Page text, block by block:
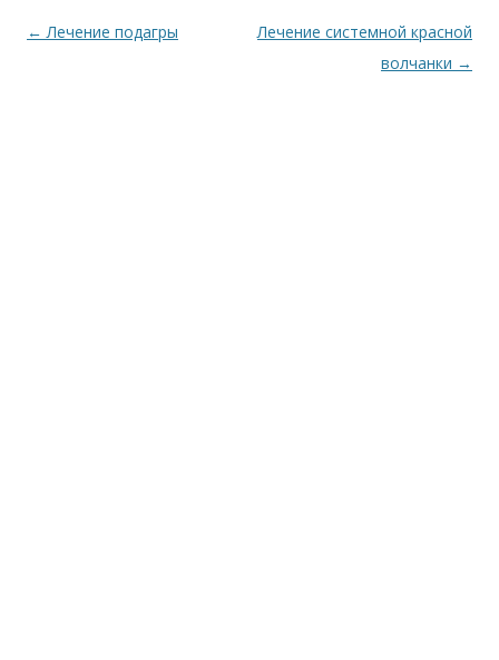
ni т
ь
Навигация
← Лечение подагры
Лечение системной красной
волчанки →